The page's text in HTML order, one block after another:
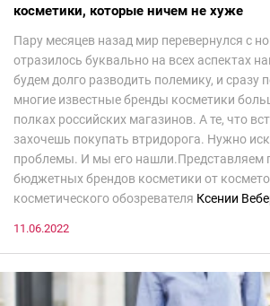
косметики, которые ничем не хуже
Пару месяцев назад мир перевернулся с
отразилось буквально на всех аспектах
будем долго разводить полемику, и сразу
многие известные бренды косметики
полках российских магазинов. А те, что
захочешь покупать втридорога. Нужно
проблемы. И мы его нашли.Представляем
бюджетных брендов косметики от
косметического обозревателя Ксении
11.06.2022